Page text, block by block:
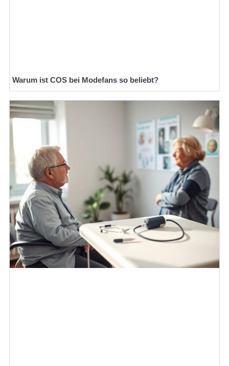
Warum ist COS bei Modefans so beliebt?